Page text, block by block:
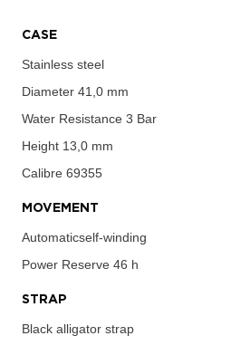
CASE
Stainless steel
Diameter 41,0 mm
Water Resistance 3 Bar
Height 13,0 mm
Calibre 69355
MOVEMENT
Automaticself-winding
Power Reserve 46 h
STRAP
Black alligator strap